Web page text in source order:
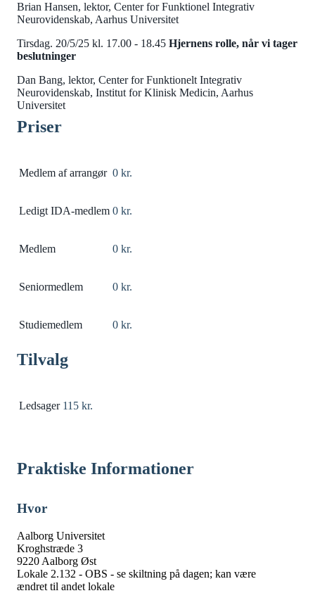
Brian Hansen, lektor, Center for Funktionel Integrativ
Neurovidenskab, Aarhus Universitet
Tirsdag. 20/5/25 kl. 17.00 - 18.45 Hjernens rolle, når vi tager
beslutninger
Dan Bang, lektor, Center for Funktionelt Integrativ
Neurovidenskab, Institut for Klinisk Medicin, Aarhus
Universitet
Priser
Medlem af arrangør 0 kr.
Ledigt IDA-medlem 0 kr.
Medlem 0 kr.
Seniormedlem 0 kr.
Studiemedlem 0 kr.
Tilvalg
Ledsager 115 kr.
Praktiske Informationer
Hvor
Aalborg Universitet
Kroghstræde 3
9220 Aalborg Øst
Lokale 2.132 - OBS - se skiltning på dagen; kan være
ændret til andet lokale